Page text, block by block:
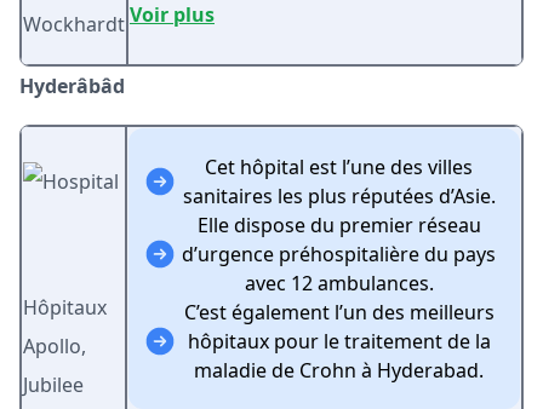
WockhardtVoir plus
Hyderâbâd
Hôpitaux
Apollo,
Jubilee
Cet hôpital est l’une des villes
sanitaires les plus réputées d’Asie.
Elle dispose du premier réseau
d’urgence préhospitalière du pays
avec 12 ambulances.
C’est également l’un des meilleurs
hôpitaux pour le traitement de la
maladie de Crohn à Hyderabad.